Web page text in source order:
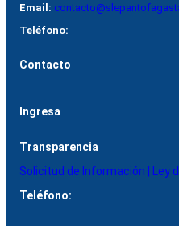
Email:
Teléfono:
Contacto
Ingresa
Transparencia
Solicitud de Información | Ley
Teléfono: